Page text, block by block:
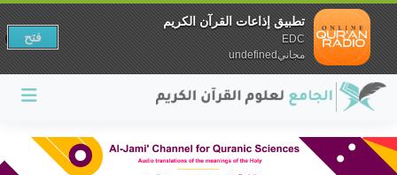
تطبيق إذاعات القرآن الكريم
EDC
مجانيundefined
فتح